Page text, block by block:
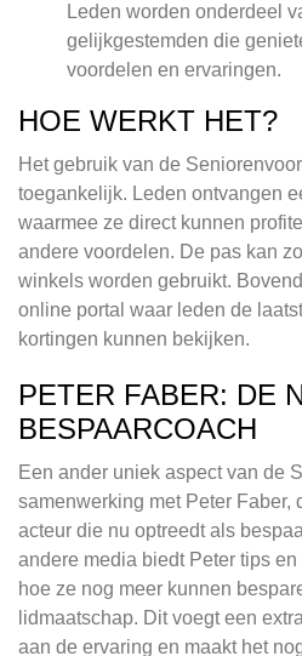
Leden worden onderdeel
gelijkgestemden die
voordelen en ervaringen.
HOE WERKT HET?
Het gebruik van de
toegankelijk. Leden ontvangen
waarmee ze direct kunnen
andere voordelen. De pas kan
winkels worden gebruikt.
online portal waar leden de
kortingen kunnen bekijken.
PETER FABER: DE
BESPAARCOACH
Een ander uniek aspect van de
samenwerking met Peter Faber,
acteur die nu optreedt als
andere media biedt Peter tips
hoe ze nog meer kunnen
lidmaatschap. Dit voegt een
aan de ervaring en maakt het